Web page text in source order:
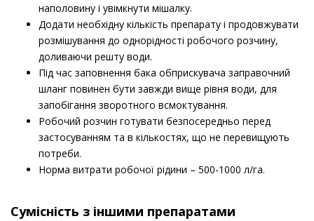
наполовину і увімкнути мішалку.
Додати необхідну кількість препарату і продовжувати
розмішування до однорідності робочого розчину,
доливаючи решту води.
Під час заповнення бака обприскувача заправочний
шланг повинен бути завжди вище рівня води, для
запобігання зворотного всмоктування.
Робочий розчин готувати безпосередньо перед
застосуванням та в кількостях, що не перевищують
потреби.
Норма витрати робочої рідини – 500-1000 л/га.
Сумісність з іншими препаратами